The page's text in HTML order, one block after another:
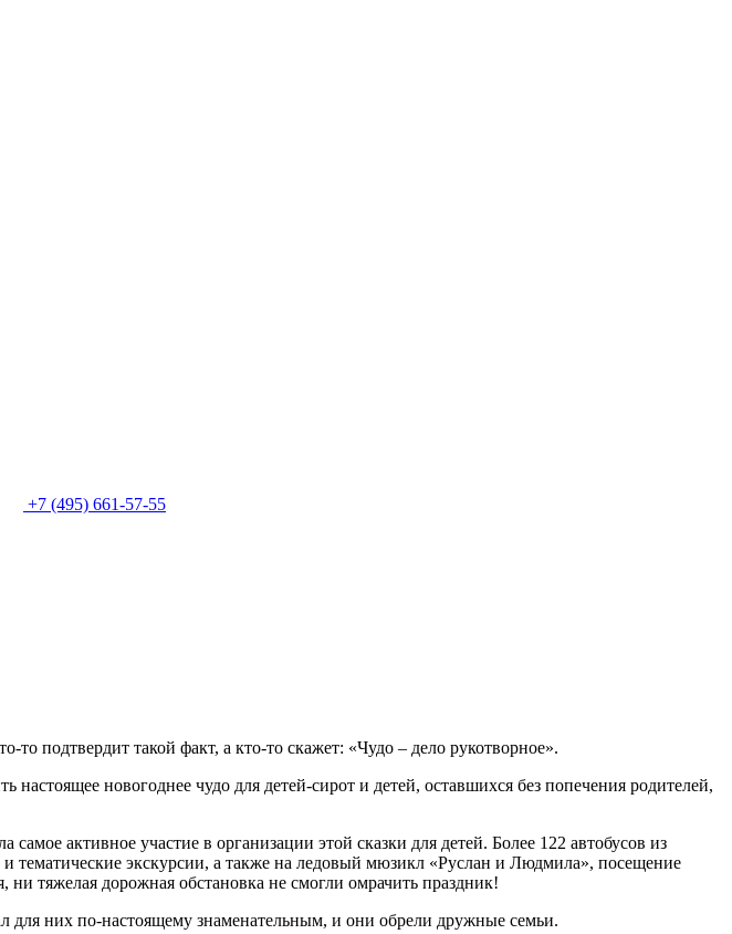
+7 (495) 661-57-55
подтвердит такой факт, а кто-то скажет: «Чудо – дело рукотворное».
новогоднее чудо для детей-сирот и детей, оставшихся без попечения родителей,
активное участие в организации этой сказки для детей. Более 122 автобусов из
тематические экскурсии, а также на ледовый мюзикл «Руслан и Людмила», посещение
тяжелая дорожная обстановка не смогли омрачить праздник!
для них по-настоящему знаменательным, и они обрели дружные семьи.